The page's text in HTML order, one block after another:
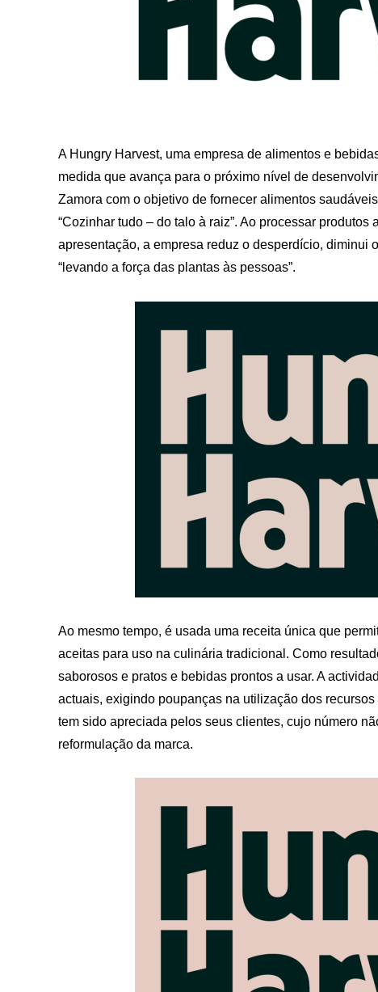
A Hungry Harvest, uma empresa de alimentos e
medida que avança para o próximo nível de
Zamora com o objetivo de fornecer alimentos
“Cozinhar tudo – do talo à raiz”. Ao processar
apresentação, a empresa reduz o desperdício, diminui
“levando a força das plantas às pessoas”.
Ao mesmo tempo, é usada uma receita única que
aceitas para uso na culinária tradicional. Como
saborosos e pratos e bebidas prontos a usar. A
actuais, exigindo poupanças na utilização dos
tem sido apreciada pelos seus clientes, cujo número
reformulação da marca.